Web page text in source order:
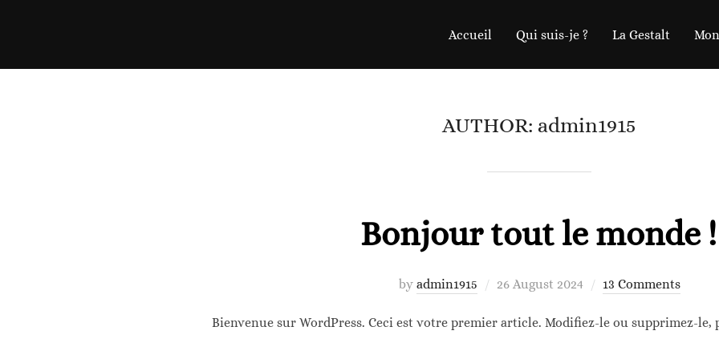
Accueil Qui suis-je ? La Gestalt
AUTHOR: admin1915
Bonjour tout le monde !
by admin1915
Posted
26 August 2024 13 Comments
Bienvenue sur WordPress. Ceci est votre premier article. Modifiez-le ou supprimez-le,